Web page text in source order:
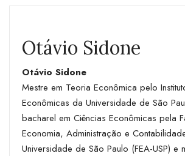
Otávio Sidone
Otávio Sidone
Mestre em Teoria Econômica pelo
Econômicas da Universidade de São
bacharel em Ciências Econômicas pela
Economia, Administração e
Universidade de São Paulo (FEA-USP) e